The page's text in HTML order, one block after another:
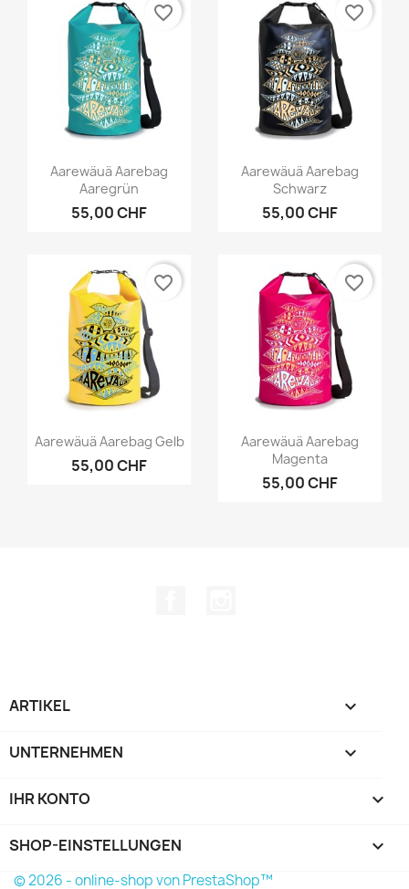
Vorschau
Aarewäuä Aarebag
Aaregrün
55,00 CHF
favorite_border
Vorschau
Aarewäuä Aarebag
Schwarz
55,00 CHF
favorite_border
Vorschau
Aarewäuä Aarebag Gelb
55,00 CHF
favorite_border
Vorschau
Aarewäuä Aarebag
Magenta
55,00 CHF
favorite_border
ARTIKEL 
UNTERNEHMEN 
IHR KONTO 
SHOP-EINSTELLUNGEN keyboard_arrow_down
© 2026 - online-shop von PrestaShop™